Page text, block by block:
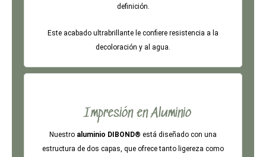
definición.
Este acabado ultrabrillante le confiere resistencia a la
decoloración y al agua.
Impresión en Aluminio
Nuestro aluminio DIBOND® está diseñado con una
estructura de dos capas, que ofrece tanto ligereza como